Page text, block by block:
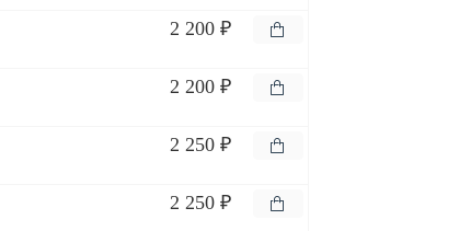
2 200 ₽
2 200 ₽
2 250 ₽
2 250 ₽